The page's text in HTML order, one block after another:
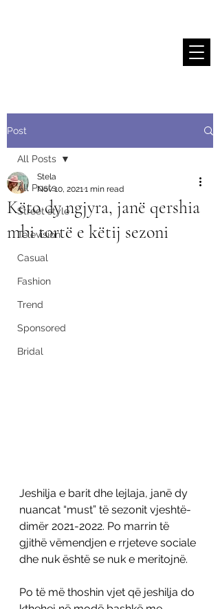
Post
All Posts
Street style
Television
Casual
Fashion
Trend
Sponsored
Bridal
All Posts
Këto dy ngjyra, janë qershia
mbi tortë e këtij sezoni
Stela
Nov 10, 20211 min read
Jeshilja e barit dhe lejlaja, janë dy
nuancat “must” të sezonit vjeshtë-
dimër 2021-2022. Po marrin të
gjithë vëmendjen e rrjeteve sociale
dhe nuk është se nuk e meritojnë.
Po të më thoshin vjet që jeshilja do